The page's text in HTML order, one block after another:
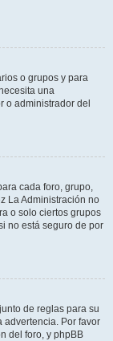
o grupos y para
una
o administrador del
cada foro, grupo,
La Administración no
o solo ciertos grupos
no está seguro de por
de reglas para su
advertencia. Por favor
del foro, y phpBB